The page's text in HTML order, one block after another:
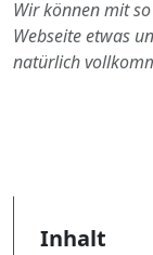
Wir können mit
Webseite etwas
natürlich
Inhalt